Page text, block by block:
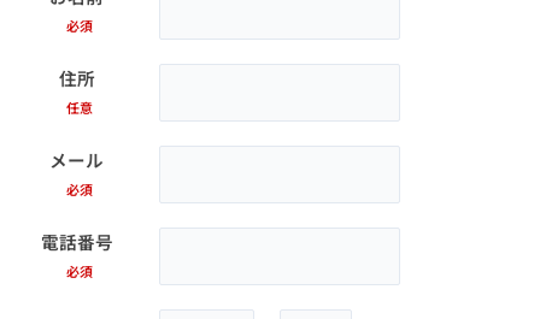
必須
住所
任意
メール
必須
電話番号
必須